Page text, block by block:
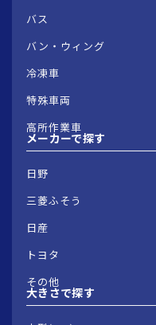
バス
バン・ウィング
冷凍車
特殊車両
高所作業車
メーカーで探す
日野
三菱ふそう
日産
トヨタ
その他
大きさで探す